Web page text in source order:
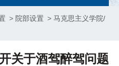
> 院部设置 > 马克思主义学院/
关于酒驾醉驾问题